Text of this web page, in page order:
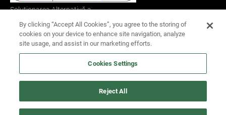
Soluționarea Alternativă a
By clicking “Accept All Cookies”, you agree to the storing of
cookies on your device to enhance site navigation, analyze
site usage, and assist in our marketing efforts.
Cookies Settings
Reject All